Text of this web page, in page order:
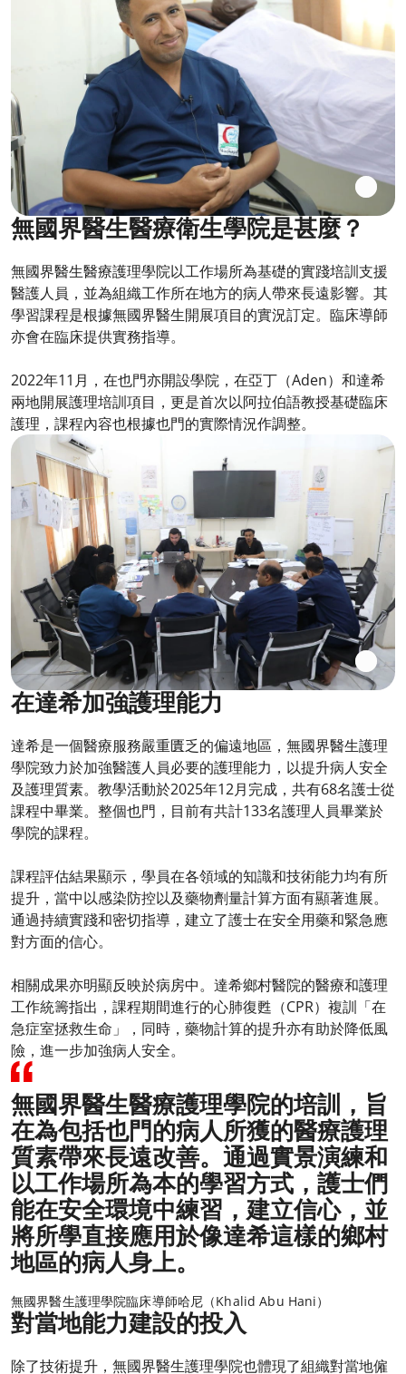
無國界醫生醫療衛生學院是甚麼？
無國界醫生醫療護理學院以工作場所為基礎的實踐培訓支援
醫護人員，並為組織工作所在地方的病人帶來長遠影響。其
學習課程是根據無國界醫生開展項目的實況訂定。臨床導師
亦會在臨床提供實務指導。
2022年11月，在也門亦開設學院，在亞丁（Aden）和達希
兩地開展護理培訓項目，更是首次以阿拉伯語教授基礎臨床
護理，課程內容也根據也門的實際情況作調整。
在達希加強護理能力
達希是一個醫療服務嚴重匱乏的偏遠地區，無國界醫生護理
學院致力於加強醫護人員必要的護理能力，以提升病人安全
及護理質素。教學活動於2025年12月完成，共有68名護士從
課程中畢業。整個也門，目前有共計133名護理人員畢業於
學院的課程。
課程評估結果顯示，學員在各領域的知識和技術能力均有所
提升，當中以感染防控以及藥物劑量計算方面有顯著進展。
通過持續實踐和密切指導，建立了護士在安全用藥和緊急應
對方面的信心。
相關成果亦明顯反映於病房中。達希鄉村醫院的醫療和護理
工作統籌指出，課程期間進行的心肺復甦（CPR）複訓「在
急症室拯救生命」，同時，藥物計算的提升亦有助於降低風
險，進一步加強病人安全。
無國界醫生醫療護理學院的培訓，旨
在為包括也門的病人所獲的醫療護理
質素帶來長遠改善。通過實景演練和
以工作場所為本的學習方式，護士們
能在安全環境中練習，建立信心，並
將所學直接應用於像達希這樣的鄉村
地區的病人身上。
無國界醫生護理學院臨床導師哈尼（Khalid Abu Hani）
對當地能力建設的投入
除了技術提升，無國界醫生護理學院也體現了組織對當地僱